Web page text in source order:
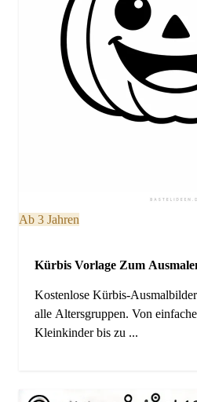
Ab 3 Jahren
Kürbis Vorlage Zum
Kostenlose Kürbis-
alle Altersgruppen. Von
Kleinkinder bis zu ...